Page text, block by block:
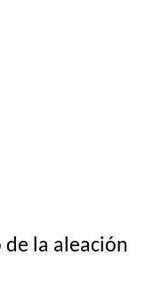
de la aleación